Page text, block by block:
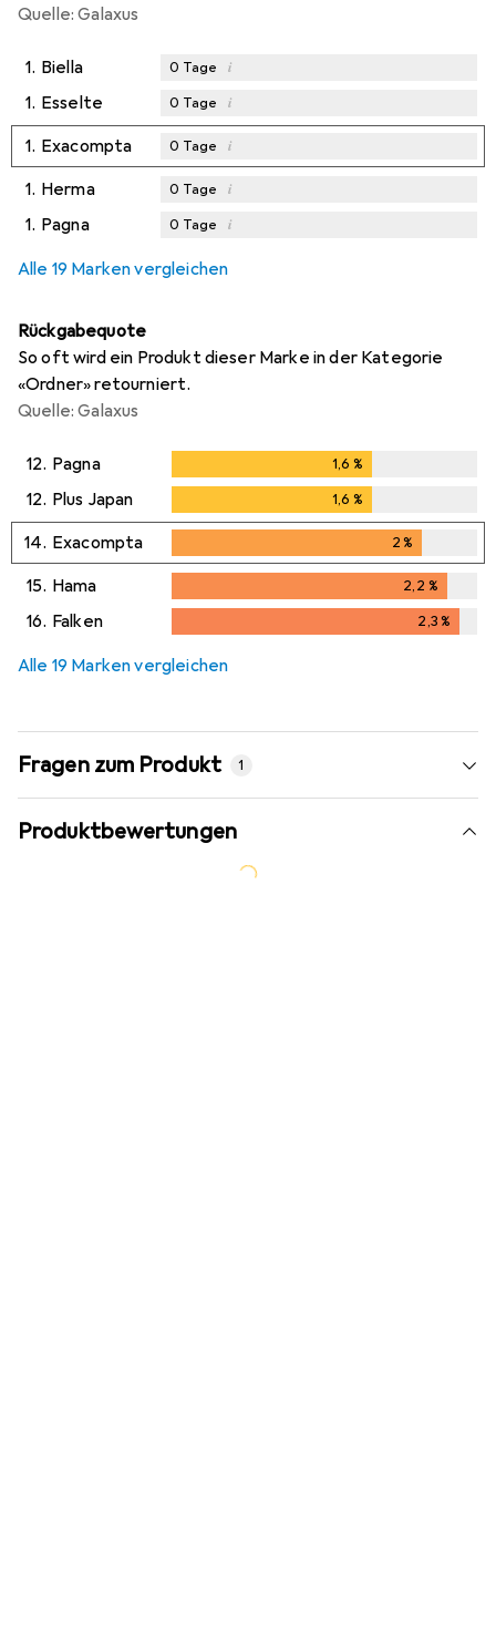
Quelle: Galaxus
1. Biella 0 Tage i
1. Esselte 0 Tage i
1. Exacompta 0 Tage i
1. Herma 0 Tage i
1. Pagna 0 Tage i
Alle 19 Marken vergleichen
Rückgabequote
So oft wird ein Produkt dieser Marke in der Kategorie
«Ordner» retourniert.
Quelle: Galaxus
12. Pagna 1,6 %
12. Plus Japan 1,6 %
14. Exacompta 2%
15. Hama 2,2 %
2,2%
16. Falken 2,3%
Alle 19 Marken vergleichen
Fragen zum Produkt 1
Produktbewertungen